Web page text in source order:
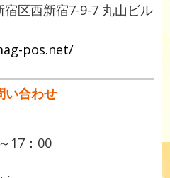
区西新宿7-9-7 丸山ビル
pos.net/
い合わせ
17：00